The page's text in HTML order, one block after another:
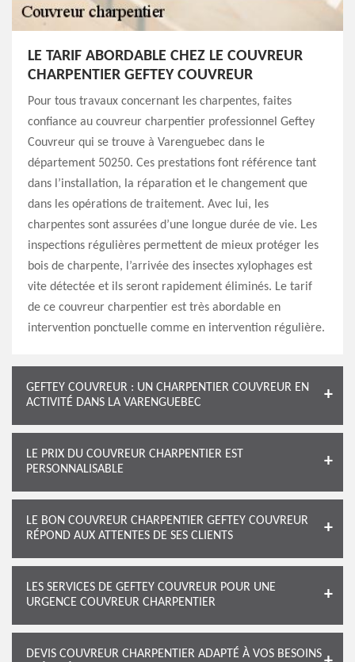
LE TARIF ABORDABLE CHEZ LE COUVREUR
CHARPENTIER GEFTEY COUVREUR
Pour tous travaux concernant les charpentes, faites
confiance au couvreur charpentier professionnel Geftey
Couvreur qui se trouve à Varenguebec dans le
département 50250. Ces prestations font référence tant
dans l’installation, la réparation et le changement que
dans les opérations de traitement. Avec lui, les
charpentes sont assurées d’une longue durée de vie. Les
inspections régulières permettent de mieux protéger les
bois de charpente, l’arrivée des insectes xylophages est
vite détectée et ils seront rapidement éliminés. Le tarif
de ce couvreur charpentier est très abordable en
intervention ponctuelle comme en intervention régulière.
GEFTEY COUVREUR : UN CHARPENTIER COUVREUR EN
ACTIVITÉ DANS LA VARENGUEBEC
LE PRIX DU COUVREUR CHARPENTIER EST
PERSONNALISABLE
LE BON COUVREUR CHARPENTIER GEFTEY COUVREUR
RÉPOND AUX ATTENTES DE SES CLIENTS
LES SERVICES DE GEFTEY COUVREUR POUR UNE
URGENCE COUVREUR CHARPENTIER
DEVIS COUVREUR CHARPENTIER ADAPTÉ À VOS BESOINS